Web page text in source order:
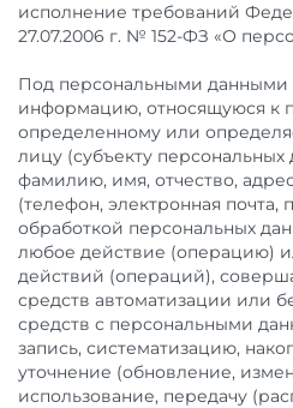
исполнение требований
27.07.2006 г. № 152-ФЗ «О
Под персональными данными
информацию, относящуюся к
определенному или
лицу (субъекту персональных
фамилию, имя, отчество,
(телефон, электронная почта,
обработкой персональных
любое действие (операцию)
действий (операций),
средств автоматизации или
средств с персональными
запись, систематизацию,
уточнение (обновление,
использование, передачу